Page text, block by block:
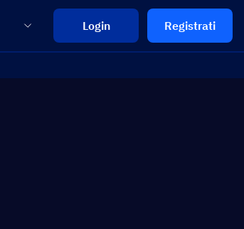
Login Registrati